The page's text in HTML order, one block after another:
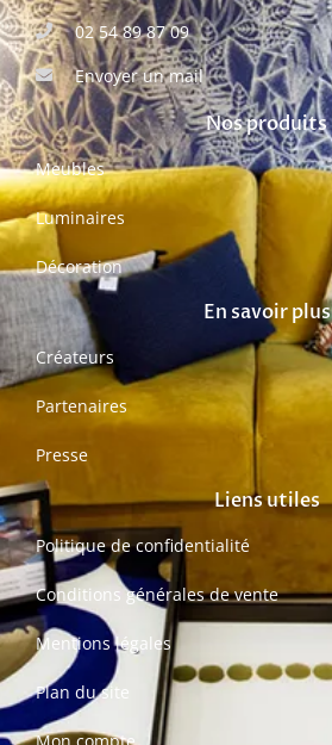
02 54 89 87 09
Envoyer un mail
Nos produits
Meubles
Luminaires
Décoration
En savoir plus
Créateurs
Partenaires
Presse
Liens utiles
Politique de confidentialité
Conditions générales de vente
Mentions légales
Plan du site
Mon compte